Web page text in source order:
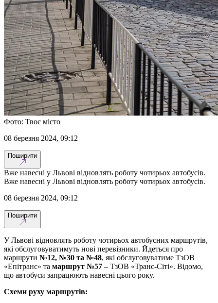
Фото: Твоє місто
08 березня 2024, 09:12
Поширити
Вже навесні у Львові відновлять роботу чотирьох автобусів.
Вже навесні у Львові відновлять роботу чотирьох автобусів.
08 березня 2024, 09:12
Поширити
У Львові відновлять роботу чотирьох автобусних маршрутів,
які обслуговуватимуть нові перевізники. Йдеться про
маршрути №12, №30 та №48, які обслуговуватиме ТзОВ
«Епітранс» та маршрут №57 – ТзОВ «Транс-Сіті». Відомо,
що автобуси запрацюють навесні цього року.
Схеми руху маршрутів: